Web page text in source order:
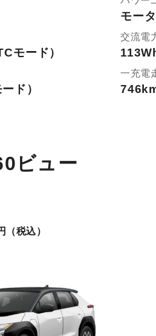
モード）
ド）
モー
交流電
一充電
ビュー
（税込）